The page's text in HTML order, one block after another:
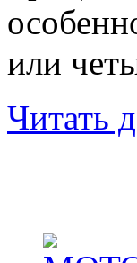
или
Читать